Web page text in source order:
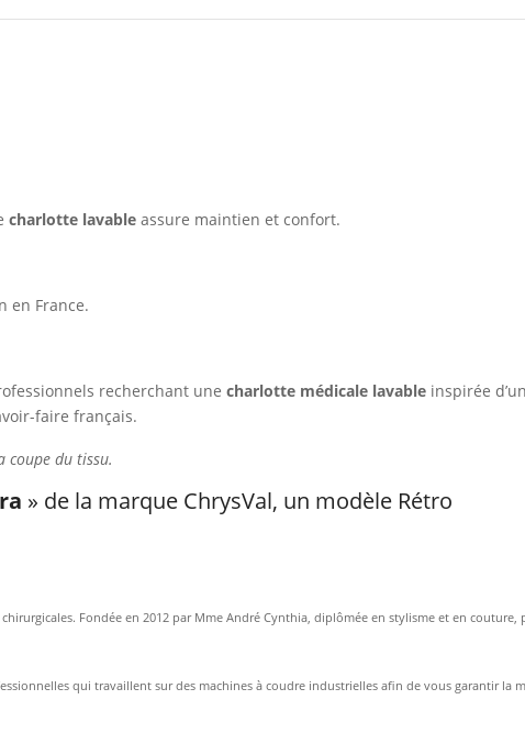
charlotte lavable assure maintien et confort.
en France.
recherchant une charlotte médicale lavable inspirée
faire français.
coupe du tissu.
» de la marque ChrysVal, un modèle Rétro
Fondée en 2012 par Mme André Cynthia, diplômée en stylisme et en
qui travaillent sur des machines à coudre industrielles afin de vous garantir la